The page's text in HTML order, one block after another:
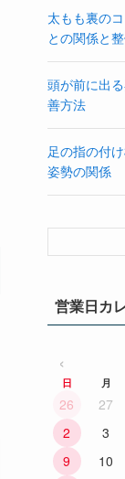
太もも裏の
との関係と
頭が前に出
善方法
足の指の付
姿勢の関係
営業日カ
‹
日 月
26 27
2
3
9
10